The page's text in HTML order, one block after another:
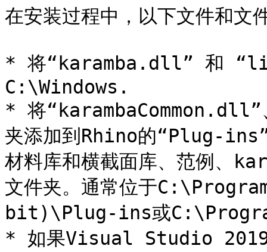
在安装过程中，以下文件和文
* 将“karamba.dll” 和
C:\Windows.
* 将“karambaCommon.dll”
夹添加到Rhino的“Plug-ins”
材料库和横截面库、范例、
文件夹。通常位于
bit)\Plug-ins或
* 如果Visual Studio 2019